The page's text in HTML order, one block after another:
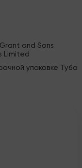
and Sons
Limited
упаковке Туба